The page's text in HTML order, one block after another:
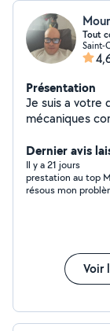
Tout
Saint-
Présentation
Je suis a votre
mécaniques
Dernier avis
Il y a 21 jours
prestation au top
résous mon problème en très peu de temps, rapport qualité
Voir